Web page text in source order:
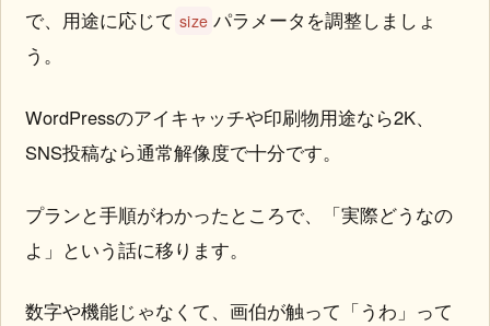
で、用途に応じて size パラメータを調整しましょ
う。
WordPressのアイキャッチや印刷物用途なら2K、
SNS投稿なら通常解像度で十分です。
プランと手順がわかったところで、「実際どうなの
よ」という話に移ります。
数字や機能じゃなくて、画伯が触って「うわ」って